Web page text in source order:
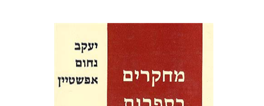
יעקב נחום הלוי אפשטיין
עזרא-ציון מלמד